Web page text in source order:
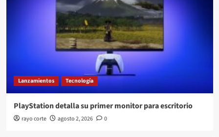
Lanzamientos Tecnología
PlayStation detalla su primer monitor para escritorio
rayo corte agosto 2, 2026 0